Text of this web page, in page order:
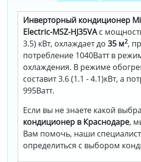
Инверторный кондиционер
Electric-MSZ-HJ35VAс
3.5) кВт, охлаждает до 35 м2,
потребление 1040Ватт в
охлаждения. В режиме
составит 3.6 (1.1 - 4.1)кВт, а
995Ватт.
Если вы не знаете какой
кондиционер в Краснодаре,
Вам помочь, наши
определиться с выбором